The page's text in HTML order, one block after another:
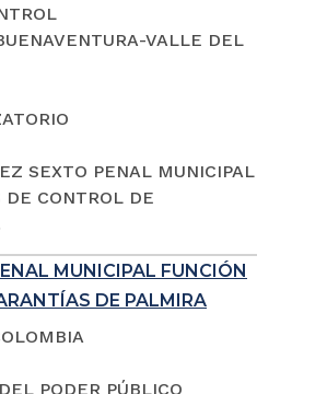
VALLE DEL
SEXTO PENAL MUNICIPAL
DE CONTROL DE
MUNICIPAL FUNCIÓN
DE PALMIRA
PODER PÚBLICO